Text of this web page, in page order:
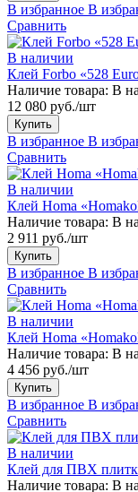
В избранное В
Сравнить
В наличии
Клей Forbo «528
Наличие товара: В
12 080 руб./шт
Купить
В избранное В
Сравнить
В наличии
Клей Homa
Наличие товара: В
2 911 руб./шт
Купить
В избранное В
Сравнить
В наличии
Клей Homa
Наличие товара: В
4 456 руб./шт
Купить
В избранное В
Сравнить
В наличии
Клей для ПВХ
Наличие товара: В